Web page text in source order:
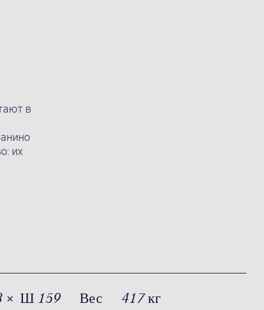
в
их
× Ш 159 Вес 417 кг